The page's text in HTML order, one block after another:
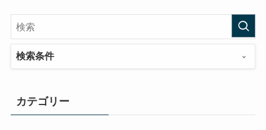
検索条件
カテゴリー